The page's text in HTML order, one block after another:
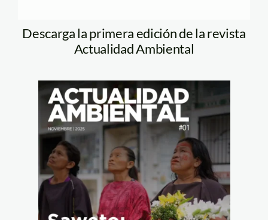
Descarga la primera edición de la revista
Actualidad Ambiental